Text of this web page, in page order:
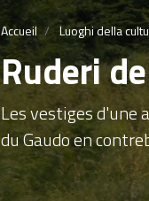
Accueil Luoghi della
Ruderi
Les vestiges
du Gaudo en